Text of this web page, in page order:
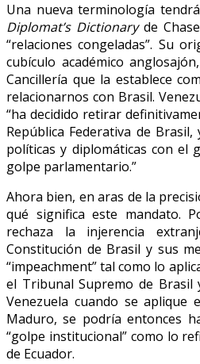
Una nueva terminología
Diplomat’s Dictionaryde
“relaciones congeladas”. Su
cubículo académico
Cancillería que la establece
relacionarnos con Brasil.
“ha decidido retirar
República Federativa de Brasil,
políticas y diplomáticas con el
golpe parlamentario.”
Ahora bien, en aras de la
qué significa este mandato.
rechaza la injerencia
Constitución de Brasil y sus
“impeachment” tal como lo
el Tribunal Supremo de Brasil
Venezuela cuando se aplique
Maduro, se podría entonces
“golpe institucional” como lo
de Ecuador.